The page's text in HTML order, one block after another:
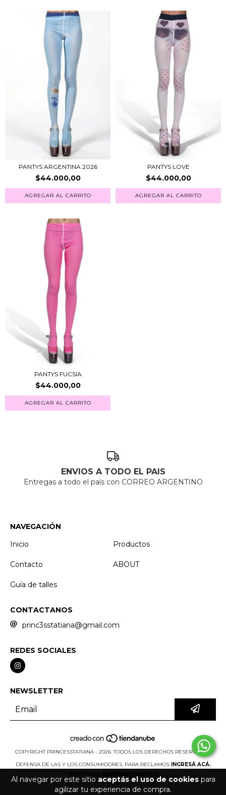
Al navegar por este sitio aceptás el uso de cookiespara
agilizar tu experiencia de compra.
PANTYS ARGENTINA 2026
$44.000,00
AGREGAR AL CARRITO
PANTYS LOVE
$44.000,00
AGREGAR AL CARRITO
PANTYS FUCSIA
$44.000,00
AGREGAR AL CARRITO
ENVIOS A TODO EL PAIS
Entregas a todo el país con CORREO ARGENTINO
NAVEGACIÓN
Inicio
Productos
Contacto ABOUT
Guía de talles
CONTACTANOS
princ3sstatiana@gmail.com
REDES SOCIALES
NEWSLETTER
COPYRIGHT PRINCESSTATIANA - 2026. TODOS LOS DERECHOS RESERVADOS.
DEFENSA DE LAS Y LOS CONSUMIDORES. PARA RECLAMOS INGRESÁ ACÁ.